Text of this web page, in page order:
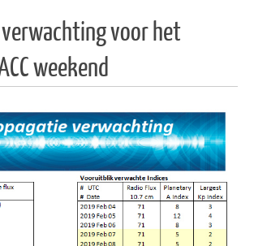
voor het
weekend